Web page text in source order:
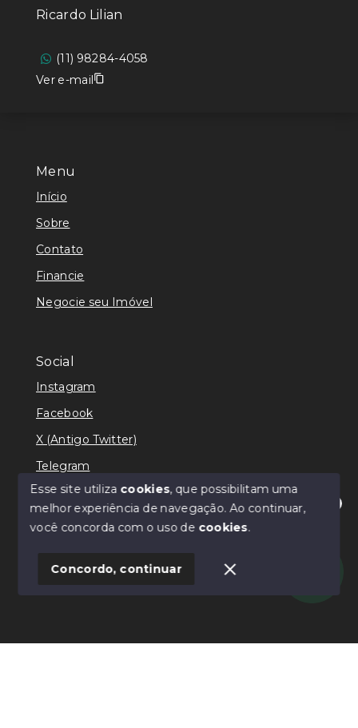
Olá! Estamos disponíveis para te ajudar.
Menu
Início
Sobre
Contato
Financie
Negocie seu Imóvel
Social
Instagram
Facebook
X (Antigo Twitter)
Telegram
© Copyright 2026 - Ricardo Lilian - Todos os direitos
SITE PARA IMOBILIARIA
Ricardo Lilian
(11) 98284-4058
Ver e-mail
Esse site utiliza cookies, que possibilitam uma
melhor experiência de navegação.Ao continuar,
você concorda com o uso de cookies.
Concordo, continuar